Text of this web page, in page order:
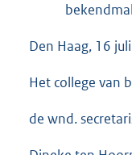
Den Haag, 16
Het college van
de wnd.